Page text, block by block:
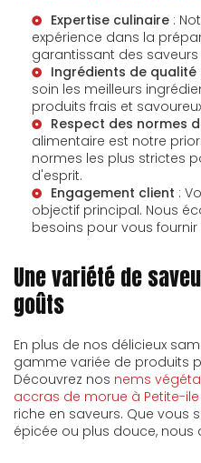
Expertise culinaire :
expérience dans la
garantissant des
Ingrédients de qualité
soin les meilleurs
produits frais et
Respect des normes
alimentaire est notre
normes les plus strictes
d'esprit.
Engagement client :
objectif principal. Nous
besoins pour vous
Une variété de
goûts
En plus de nos délicieux
gamme variée de produits
Découvrez nos nems
accras de morue à Petite-ile
riche en saveurs. Que vous
épicée ou plus douce, nous